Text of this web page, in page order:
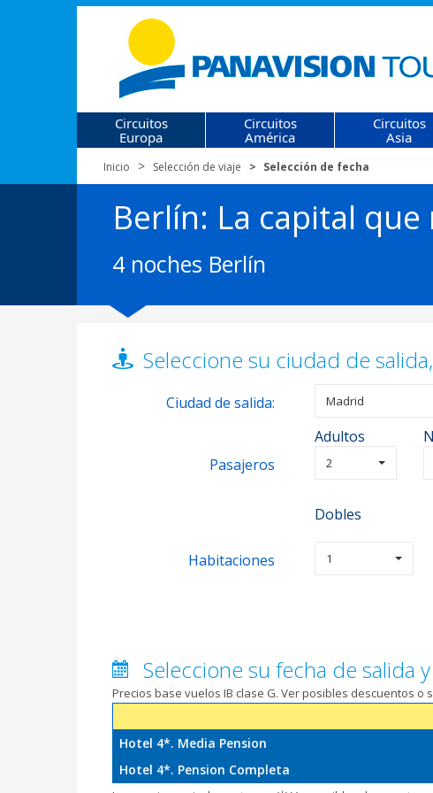
Circuitos
Europa
Circuitos
América
Circuitos
Asia
Inicio Selección de viaje Selección de fecha
Berlín: La capital que
4 noches Berlín
Seleccione su ciudad de
Ciudad de salida: Madrid
Adultos
Pasajeros
2
Dobles
Habitaciones 1
Seleccione su fecha de salida
Precios base vuelos IB clase G. Ver posibles descuentos o
Hotel 4*. Media Pension
Hotel 4*. Pension Completa